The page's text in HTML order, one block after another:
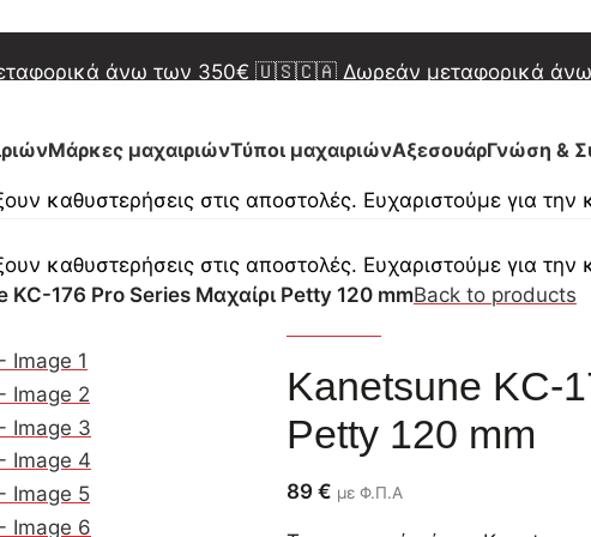
άνω των 350€ 🇺🇸🇨🇦 Δωρεάν μεταφορικά
Μάρκες μαχαιριώνΤύποι μαχαιριώνΑξεσουάρΓνώση &
καθυστερήσεις στις αποστολές. Ευχαριστούμε για
καθυστερήσεις στις αποστολές. Ευχαριστούμε για
KC-176 Pro Series Μαχαίρι Petty 120 mmBack to products
Kanetsune KC-
Petty 120 mm
89 € με Φ.Π.Α